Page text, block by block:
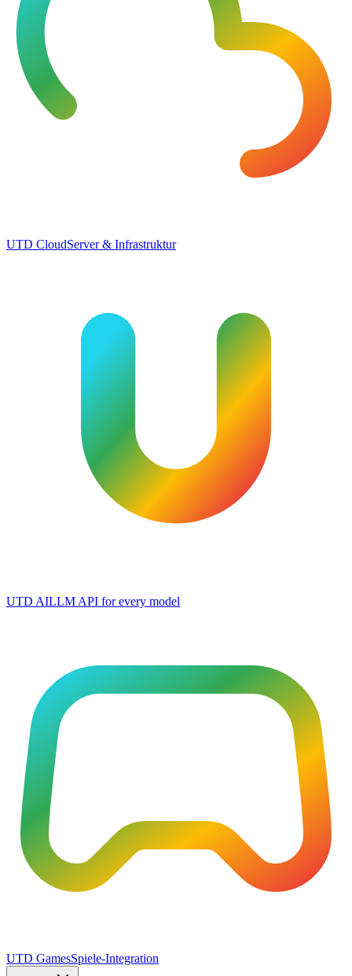
UTD CloudServer & Infrastruktur
UTD AILLM API for every model
UTD GamesSpiele-Integration